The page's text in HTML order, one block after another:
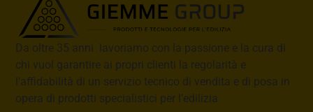
Da oltre 35 anni lavoriamo con la passione e la cura di
chi vuol garantire ai propri clienti la regolarità e
l’affidabilità di un servizio tecnico di vendita e di posa in
opera di prodotti specialistici per l’edilizia